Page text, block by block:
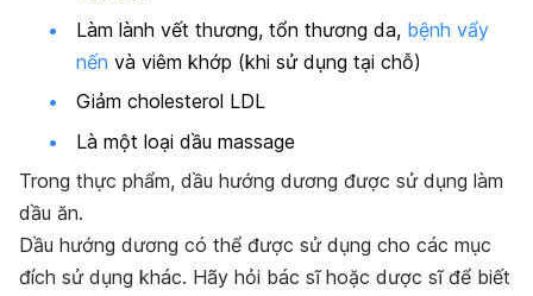
Làm lành vết thương, tổn thương da, bệnh vẩy
nến và viêm khớp (khi sử dụng tại chỗ)
Giảm cholesterol LDL
Là một loại dầu massage
Trong thực phẩm, dầu hướng dương được sử dụng làm
dầu ăn.
Dầu hướng dương có thể được sử dụng cho các mục
đích sử dụng khác. Hãy hỏi bác sĩ hoặc dược sĩ để biết